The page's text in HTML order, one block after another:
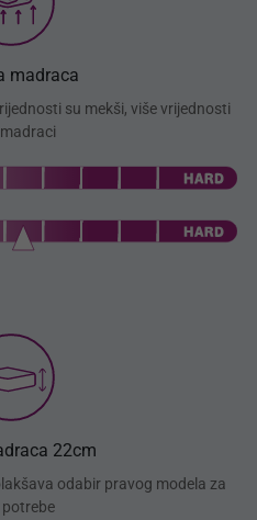
madraca
su mekši, više vrijednosti
22cm
odabir pravog modela za
potrebe